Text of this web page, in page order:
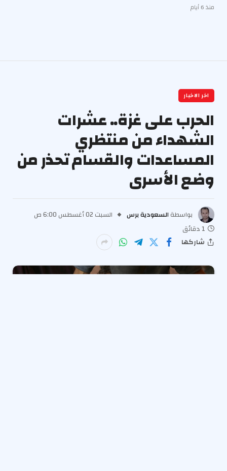
منذ 6 أيام
اخر الاخبار
الحرب على غزة.. عشرات
الشهداء من منتظري
المساعدات والقسام تحذر من
وضع الأسرى
بواسطة السعودية برس
السبت 02 أغسطس 6:00 ص
1 دقائق
شاركها